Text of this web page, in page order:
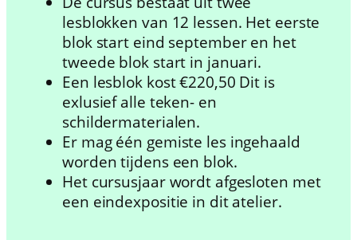
lesblokken van 12 lessen. Het eerste
blok start eind september en het
tweede blok start in januari.
Een lesblok kost €220,50 Dit is
exlusief alle teken- en
schildermaterialen.
Er mag één gemiste les ingehaald
worden tijdens een blok.
Het cursusjaar wordt afgesloten met
een eindexpositie in dit atelier.